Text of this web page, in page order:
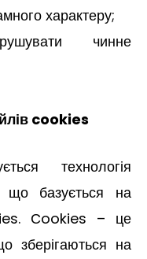
характеру;
чинне
cookies
технологія
що базується на
Сookies – це
зберігаються на